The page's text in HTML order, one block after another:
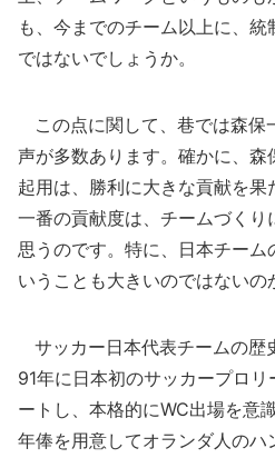
も、今までのチーム以上に、
ではないでしょうか。
この点に関して、巷では森保
声が多数あります。確かに、
起用は、勝利に大きな貢献を
一番の貢献度は、チームづくり
思うのです。特に、日本チーム
いうことも大きいのではないの
サッカー日本代表チームの歴
91年に日本初のサッカープロ
ートし、本格的にWC出場を意
年俸を用意してオランダ人のハ